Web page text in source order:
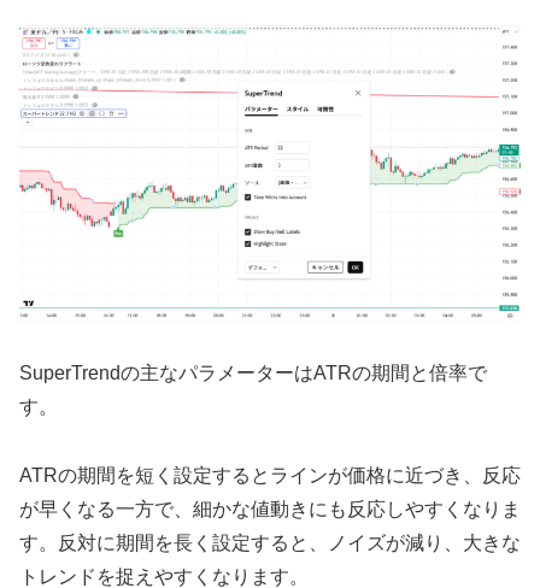
SuperTrendの主なパラメーターはATRの期間と倍率で
す。
ATRの期間を短く設定するとラインが価格に近づき、反応
が早くなる一方で、細かな値動きにも反応しやすくなりま
す。反対に期間を長く設定すると、ノイズが減り、大きな
トレンドを捉えやすくなります。